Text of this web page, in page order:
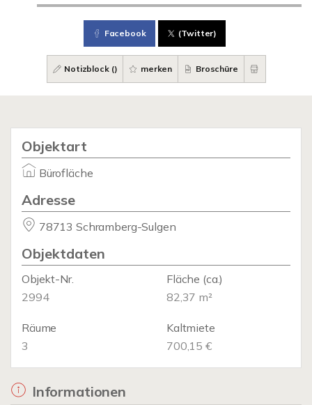
Facebook (Twitter)
Notizblock () merken Broschüre
Objektart
Bürofläche
Adresse
78713 Schramberg-Sulgen
Objektdaten
Objekt-Nr.
2994
Fläche (ca.)
82,37 m²
Räume
3
Kaltmiete
700,15 €
Informationen